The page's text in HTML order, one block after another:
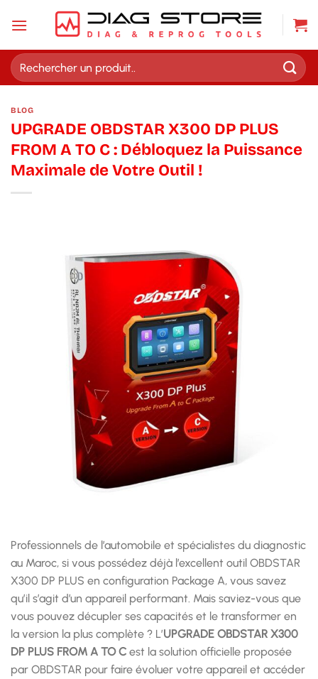
Recherche
pour :
BLOG
UPGRADE OBDSTAR X300 DP PLUS
FROM A TO C : Débloquez la Puissance
Maximale de Votre Outil !
Professionnels de l’automobile et spécialistes du diagnostic
au Maroc, si vous possédez déjà l’excellent outil OBDSTAR
X300 DP PLUS en configuration Package A, vous savez
qu’il s’agit d’un appareil performant. Mais saviez-vous que
vous pouvez décupler ses capacités et le transformer en
la version la plus complète ? L’UPGRADE OBDSTAR X300
DP PLUS FROM A TO C est la solution officielle proposée
par OBDSTAR pour faire évoluer votre appareil et accéder